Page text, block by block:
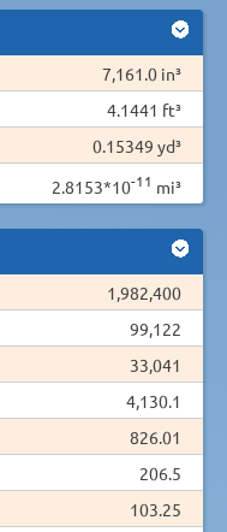
7,161.0 in³
4.1441 ft³
0.15349 yd³
2.8153*10-11 mi³
1,982,400
99,122
33,041
4,130.1
826.01
206.5
103.25